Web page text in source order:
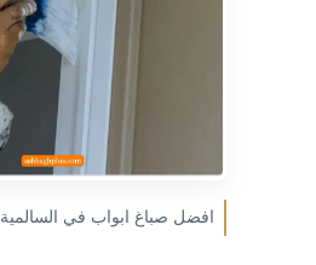
افضل صباغ ابواب في السالمية.